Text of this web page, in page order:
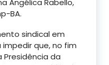
BA.
sindical em
que, no fim
da